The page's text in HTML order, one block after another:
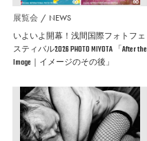
展覧会 NEWS
いよいよ開幕！浅間国際フォトフェ
スティバル2026 PHOTO MIYOTA 「After the
Image｜イメージのその後」